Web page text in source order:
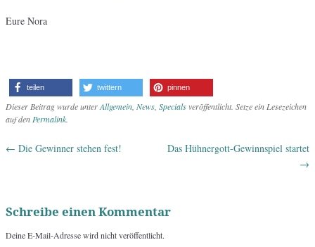
Eure Nora
teilen twittern pinnen
Dieser Beitrag wurde unterAllgemein, News, Specialsveröffentlicht. Setze ein Lesezeichen
auf denPermalink.
Artikel-Navigation
← Die Gewinner stehen fest!
Das Hühnergott-Gewinnspiel startet
→
Schreibe einen Kommentar
Deine E-Mail-Adresse wird nicht veröffentlicht.